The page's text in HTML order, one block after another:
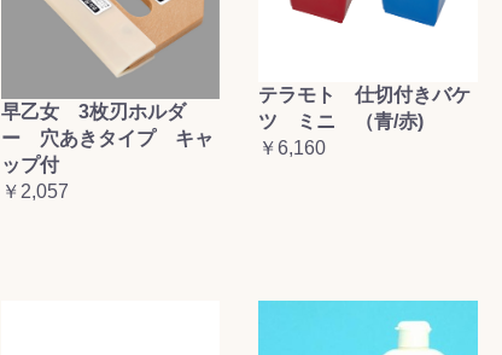
早乙女 3枚刃ホルダ
ー 穴あきタイプ キャ
ップ付
￥2,057
テラモト 仕切付きバケ
ツ ミニ （青/赤)
￥6,160